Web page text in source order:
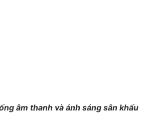
âm thanh và ánh sáng sân khấu